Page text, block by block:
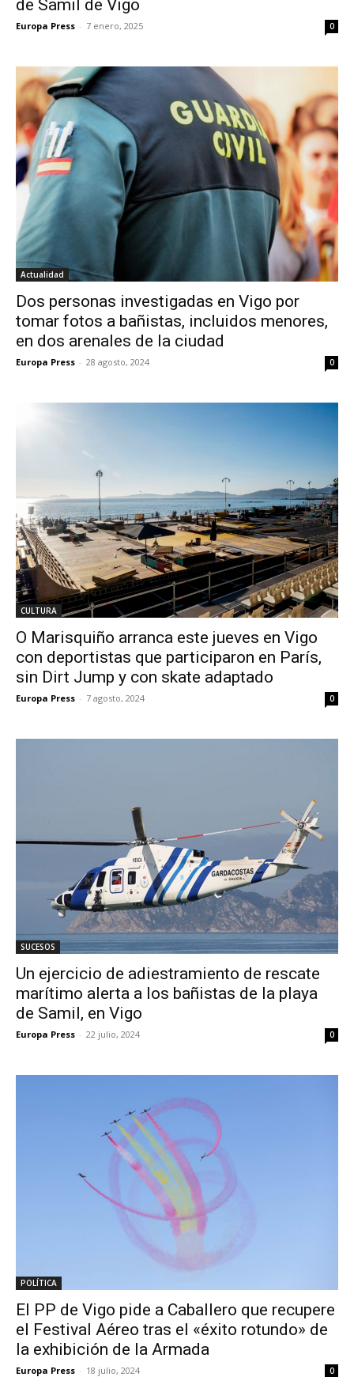
de Samil de Vigo
Europa Press - 7 enero, 2025 0
Actualidad
Dos personas investigadas en Vigo por
tomar fotos a bañistas, incluidos menores,
en dos arenales de la ciudad
Europa Press - 28 agosto, 2024 0
CULTURA
O Marisquiño arranca este jueves en Vigo
con deportistas que participaron en París,
sin Dirt Jump y con skate adaptado
Europa Press - 7 agosto, 2024 0
SUCESOS
Un ejercicio de adiestramiento de rescate
marítimo alerta a los bañistas de la playa
de Samil, en Vigo
Europa Press - 22 julio, 2024 0
POLÍTICA
El PP de Vigo pide a Caballero que recupere
el Festival Aéreo tras el «éxito rotundo» de
la exhibición de la Armada
Europa Press - 18 julio, 2024 0